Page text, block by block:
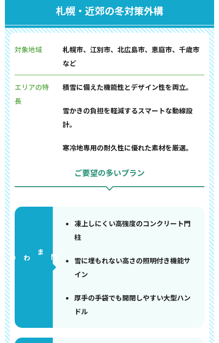
札幌・近郊の冬対策外構
対象地域
札幌市、江別市、北広島市、恵庭市、千歳市
など
エリアの特
長
積雪に備えた機能性とデザイン性を両立。
雪かきの負担を軽減するスマートな動線設
計。
寒冷地専用の耐久性に優れた素材を厳選。
ご要望の多いプラン
門まわり
凍上しにくい高強度のコンクリート門
柱
雪に埋もれない高さの照明付き機能サ
イン
厚手の手袋でも開閉しやすい大型ハン
ドル